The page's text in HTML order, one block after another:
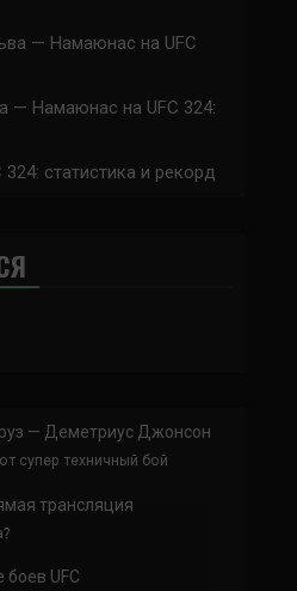
— Намаюнас на UFC
— Намаюнас на UFC 324:
статистика и рекорд
— Деметриус Джонсон
супер техничный бой
трансляция
боев UFC